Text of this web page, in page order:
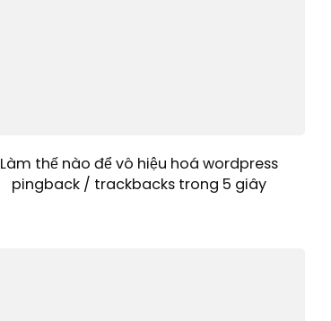
Làm thế nào để vô hiệu hoá wordpress
pingback / trackbacks trong 5 giây